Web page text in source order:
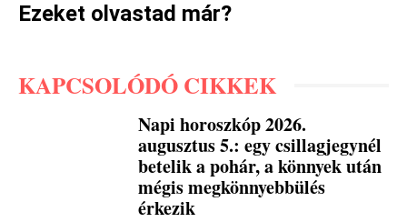
Ezeket olvastad már?
KAPCSOLÓDÓ CIKKEK
Napi horoszkóp 2026.
augusztus 5.: egy csillagjegynél
betelik a pohár, a könnyek után
mégis megkönnyebbülés
érkezik